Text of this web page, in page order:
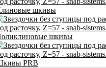
шкивы
шкивы
PRB